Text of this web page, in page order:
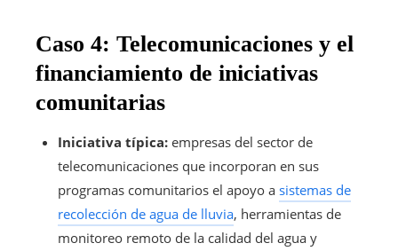
Caso 4: Telecomunicaciones y el
financiamiento de iniciativas
comunitarias
Iniciativa típica: empresas del sector de
telecomunicaciones que incorporan en sus
programas comunitarios el apoyo a sistemas de
recolección de agua de lluvia, herramientas de
monitoreo remoto de la calidad del agua y